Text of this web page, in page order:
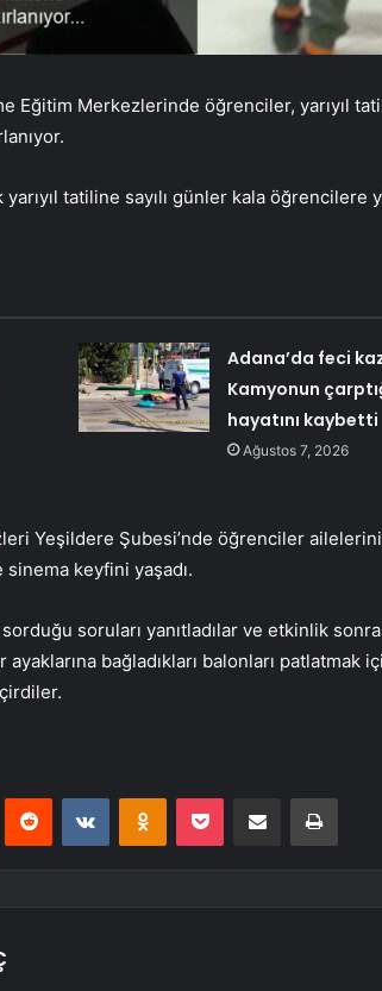
Eğitim Merkezlerinde öğrenciler, yarıyıl
tatiline sayılı günler kala öğrencilere
Adana’da feci
Kamyonun
hayatını kaybetti
Ağustos 7, 2026
Yeşildere Şubesi’nde öğrenciler
sinema keyfini yaşadı.
soruları yanıtladılar ve etkinlik
bağladıkları balonları patlatmak
Reddit VKontakteOdnoklassniki
Pocket E-Posta ile paylaş Yazdır